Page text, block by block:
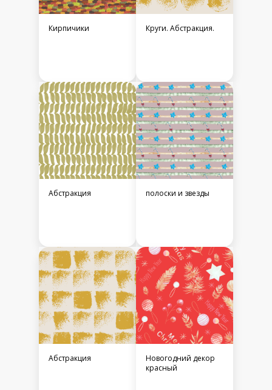
Кирпичики Круги. Абстракция.
Абстракция полоски и звезды
Абстракция
Новогодний декор
красный